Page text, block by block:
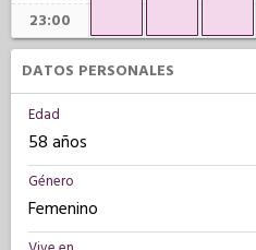
23:00
DATOS PERSONALES
Edad
58 años
Género
Femenino